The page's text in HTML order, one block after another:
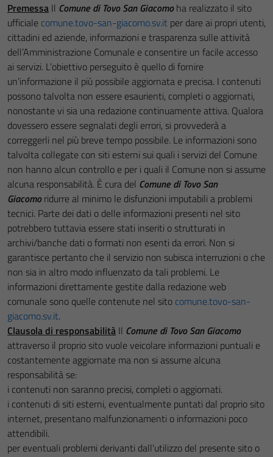
Premessa Il Comune di Tovo San Giacomo ha realizzato il sito
ufficiale comune.tovo-san-giacomo.sv.it per dare ai propri utenti,
cittadini ed aziende, informazioni e trasparenza sulle attività
dell’Amministrazione Comunale e consentire un facile accesso
ai servizi. L’obiettivo perseguito è quello di fornire
un’informazione il più possibile aggiornata e precisa. I contenuti
possono talvolta non essere esaurienti, completi o aggiornati,
nonostante vi sia una redazione continuamente attiva. Qualora
dovessero essere segnalati degli errori, si provvederà a
correggerli nel più breve tempo possibile. Le informazioni sono
talvolta collegate con siti esterni sui quali i servizi del Comune
non hanno alcun controllo e per i quali il Comune non si assume
alcuna responsabilità. È cura del Comune di Tovo San
Giacomo ridurre al minimo le disfunzioni imputabili a problemi
tecnici. Parte dei dati o delle informazioni presenti nel sito
potrebbero tuttavia essere stati inseriti o strutturati in
archivi/banche dati o formati non esenti da errori. Non si
garantisce pertanto che il servizio non subisca interruzioni o che
non sia in altro modo influenzato da tali problemi. Le
informazioni direttamente gestite dalla redazione web
comunale sono quelle contenute nel sito comune.tovo-san-
giacomo.sv.it.
Clausola di responsabilità Il Comune di Tovo San Giacomo
attraverso il proprio sito vuole veicolare informazioni puntuali e
costantemente aggiornate ma non si assume alcuna
responsabilità se:
i contenuti non saranno precisi, completi o aggiornati.
i contenuti di siti esterni, eventualmente puntati dal proprio sito
internet, presentano malfunzionamenti o informazioni poco
attendibili.
per eventuali problemi derivanti dall’utilizzo del presente sito o